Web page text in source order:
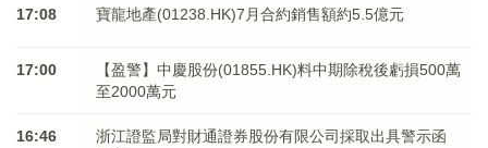
17:08 寶龍地產(01238.HK)7月合約銷售額約5.5億元
17:00
【盈警】中慶股份(01855.HK)料中期除稅後虧損500萬
至2000萬元
16:46
浙江證監局對財通證券股份有限公司採取出具警示函